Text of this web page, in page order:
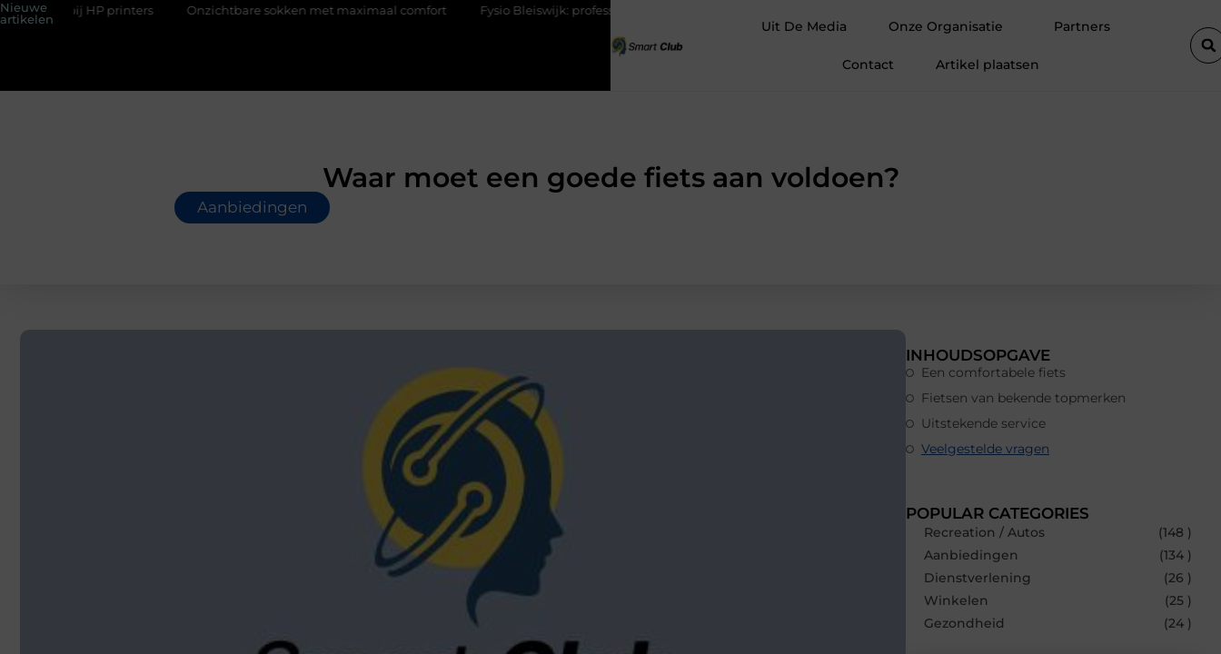
Nieuwe
artikelen
Onzichtbare sokken met maximaal comfort Fysio Bleiswijk: professionele ondersteuning voor een actief leven
Uit De Media Onze Organisatie Partners
Contact Artikel plaatsen
Waar moet een goede fiets aan voldoen?
Aanbiedingen
INHOUDSOPGAVE
Een comfortabele fiets
Fietsen van bekende topmerken
Uitstekende service
Veelgestelde vragen
POPULAR CATEGORIES
Recreation / Autos
(148 )
Aanbiedingen
(134 )
Dienstverlening
(26 )
Winkelen
(25 )
Gezondheid
(24 )